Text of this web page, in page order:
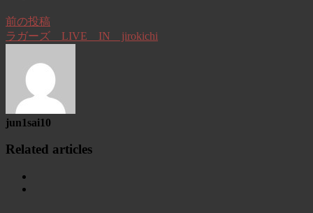
前の投稿
ラガーズ LIVE IN jirokichi
jun1sai10
Related articles